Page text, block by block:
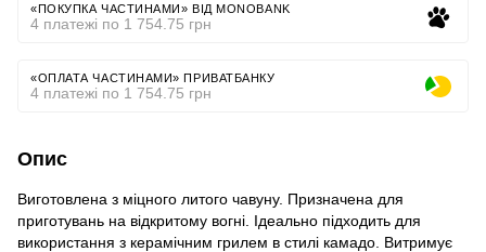
«ПОКУПКА ЧАСТИНАМИ» ВІД MONOBANK
4 платежі по 1 754.75 грн
«ОПЛАТА ЧАСТИНАМИ» ПРИВАТБАНКУ
4 платежі по 1 754.75 грн
Опис
Виготовлена з міцного литого чавуну. Призначена для
приготувань на відкритому вогні. Ідеально підходить для
використання з керамічним грилем в стилі камадо. Витримує